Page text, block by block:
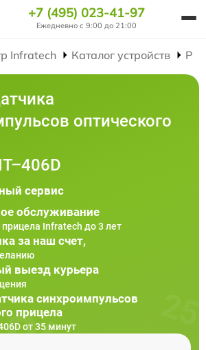
+7 (495) 023-41-97
Ежедневно с 9:00 до 21:00
Infratech Каталог устройств
оптического
сервис
обслуживание
прицела Infratech до 3 лет
за наш счет,
выезд курьера
синхроимпульсов
прицела
от 35 минут